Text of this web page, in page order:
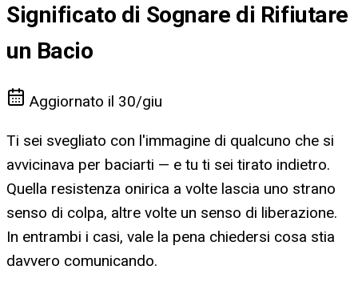
Significato di Sognare di Rifiutare
un Bacio
Aggiornato il 30/giu
Ti sei svegliato con l'immagine di qualcuno che si
avvicinava per baciarti — e tu ti sei tirato indietro.
Quella resistenza onirica a volte lascia uno strano
senso di colpa, altre volte un senso di liberazione.
In entrambi i casi, vale la pena chiedersi cosa stia
davvero comunicando.